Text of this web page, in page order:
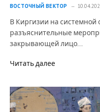
ВОСТОЧНЫЙ ВЕКТОР
В Киргизии на системной
разъяснительные
закрывающей лицо…
Читать далее